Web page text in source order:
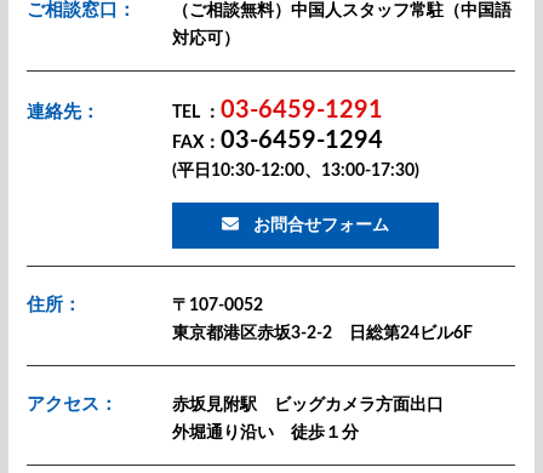
ご相談窓口：
（ご相談無料）中国人スタッフ常駐（中国語
対応可）
連絡先： TEL ：03-6459-1291
FAX：03-6459-1294
(平日10:30-12:00、13:00-17:30)
お問合せフォーム
住所：
〒107-0052
東京都港区赤坂3-2-2 日総第24ビル6F
アクセス：
赤坂見附駅 ビッグカメラ方面出口
外堀通り沿い 徒歩１分